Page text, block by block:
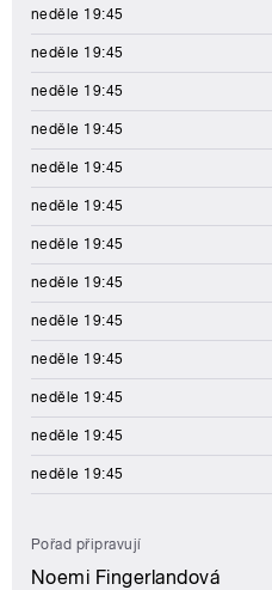
neděle 19:45
neděle 19:45
neděle 19:45
neděle 19:45
neděle 19:45
neděle 19:45
neděle 19:45
neděle 19:45
neděle 19:45
neděle 19:45
neděle 19:45
neděle 19:45
neděle 19:45
Pořad připravují
Noemi Fingerlandová